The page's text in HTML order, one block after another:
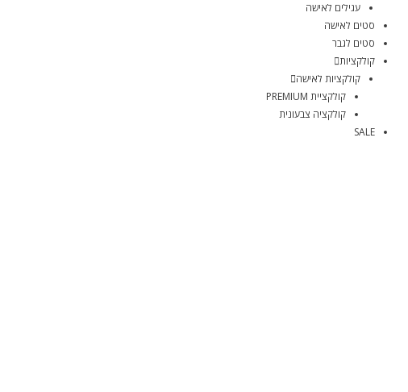
עגילים לאישה
סטים לאישה
סטים לגבר
קולקציות
קולקציות לאישה
קולקציית PREMIUM
קולקציה צבעונית
SALE